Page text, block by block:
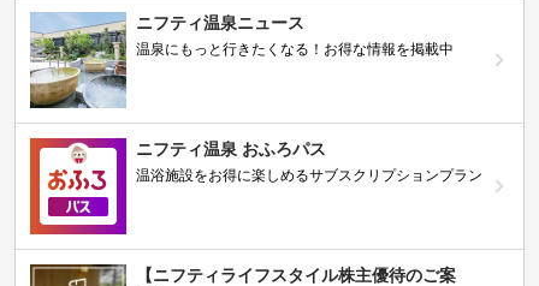
ニフティ温泉ニュース
温泉にもっと行きたくなる！お得な情報を掲載中
ニフティ温泉 おふろパス
温浴施設をお得に楽しめるサブスクリプションプラン
【ニフティライフスタイル株主優待のご案